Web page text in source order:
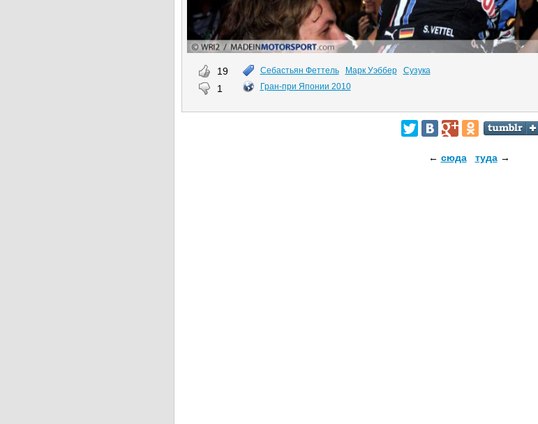
19
1
Себастьян Феттель Марк Уэббер
Сузука
Гран-при Японии 2010
← сюда туда→